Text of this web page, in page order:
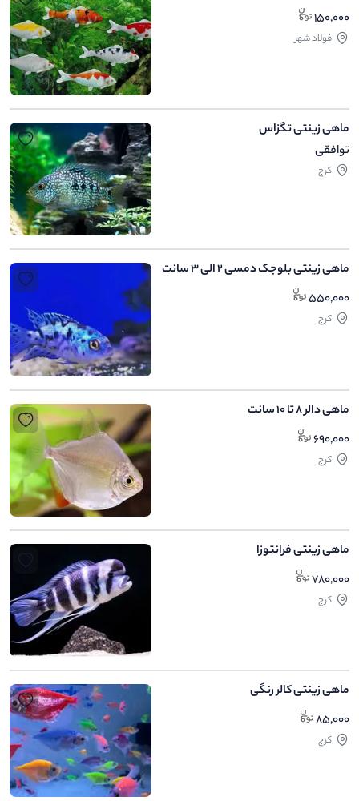
150,000
فولاد شهر
ماهی زینتی تگزاس
توافقی
کرج
ماهی زینتی بلوجک دمسی 2 الی 3 سانت
550,000
کرج
ماهی دالر 8 تا 10 سانت
690,000
کرج
ماهی زینتی فرانتوزا
780,000
کرج
ماهی زینتی کالر رنگی
85,000
کرج